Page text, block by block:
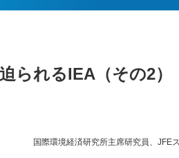
られるIEA（その2）
国際環境経済研究所主席研究員、JFE